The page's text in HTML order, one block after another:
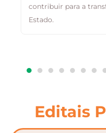
contribuir para a
Estado.
Editais